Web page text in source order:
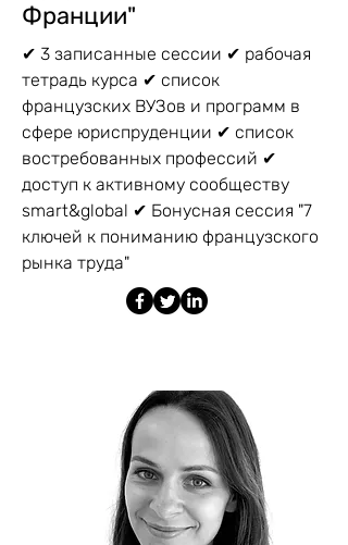
Франции"
✔ 3 записанные сессии ✔ рабочая
тетрадь курса ✔ список
французских ВУЗов и программ в
сфере юриспруденции ✔ список
востребованных профессий ✔
доступ к активному сообществу
smart&global ✔ Бонусная сессия "7
ключей к пониманию французского
рынка труда"